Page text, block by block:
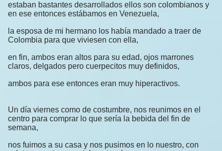
estaban bastantes desarrollados ellos son colombianos y
en ese entonces estábamos en Venezuela,
la esposa de mi hermano los había mandado a traer de
Colombia para que viviesen con ella,
en fin, ambos eran altos para su edad, ojos marrones
claros, delgados pero cuerpecitos muy definidos,
ambos para ese entonces eran muy hiperactivos.
Un día viernes como de costumbre, nos reunimos en el
centro para comprar lo que sería la bebida del fin de
semana,
nos fuimos a su casa y nos pusimos en lo nuestro, con